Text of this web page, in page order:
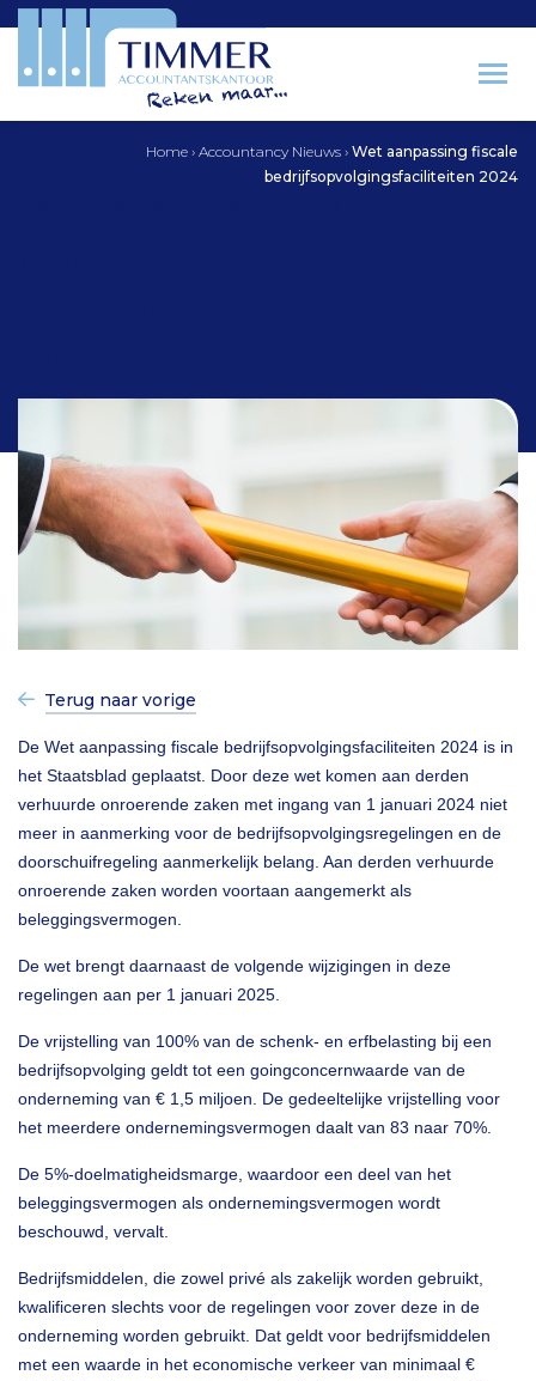
Home › Accountancy Nieuws › Wet aanpassing fiscale
bedrijfsopvolgingsfaciliteiten 2024
Terug naar vorige
De Wet aanpassing fiscale bedrijfsopvolgingsfaciliteiten 2024 is in
het Staatsblad geplaatst. Door deze wet komen aan derden
verhuurde onroerende zaken met ingang van 1 januari 2024 niet
meer in aanmerking voor de bedrijfsopvolgingsregelingen en de
doorschuifregeling aanmerkelijk belang. Aan derden verhuurde
onroerende zaken worden voortaan aangemerkt als
beleggingsvermogen.
De wet brengt daarnaast de volgende wijzigingen in deze
regelingen aan per 1 januari 2025.
De vrijstelling van 100% van de schenk- en erfbelasting bij een
bedrijfsopvolging geldt tot een goingconcernwaarde van de
onderneming van € 1,5 miljoen. De gedeeltelijke vrijstelling voor
het meerdere ondernemingsvermogen daalt van 83 naar 70%.
De 5%-doelmatigheidsmarge, waardoor een deel van het
beleggingsvermogen als ondernemingsvermogen wordt
beschouwd, vervalt.
Bedrijfsmiddelen, die zowel privé als zakelijk worden gebruikt,
kwalificeren slechts voor de regelingen voor zover deze in de
onderneming worden gebruikt. Dat geldt voor bedrijfsmiddelen
met een waarde in het economische verkeer van minimaal €